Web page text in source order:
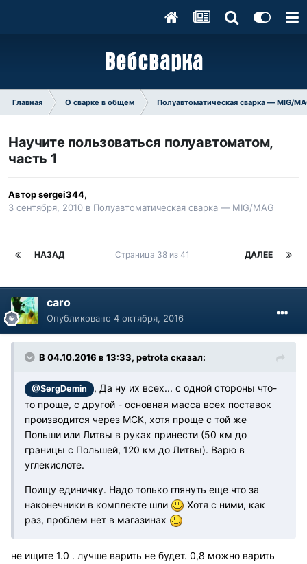
Главная О сварке в общем Полуавтоматическая сварка — MIG/
Научите пользоваться полуавтоматом,
часть 1
Авторsergei344,
3 сентября, 2010 в Полуавтоматическая сварка — MIG/MAG
НАЗАД ДАЛЕЕ
Страница 38 из 41
caro
Опубликовано 4 октября, 2016
В 04.10.2016 в 13:33, petrota сказал:
@SergDemin
, Да ну их всех... с одной стороны что-
то проще, с другой - основная масса всех поставок
производится через МСК, хотя проще с той же
Польши или Литвы в руках принести (50 км до
границы с Польшей, 120 км до Литвы). Варю в
углекислоте.
Поищу единичку. Надо только глянуть еще что за
наконечники в комплекте шли
Хотя с ними, как
раз, проблем нет в магазинах
не ищите 1.0 . лучше варить не будет. 0,8 можно варить